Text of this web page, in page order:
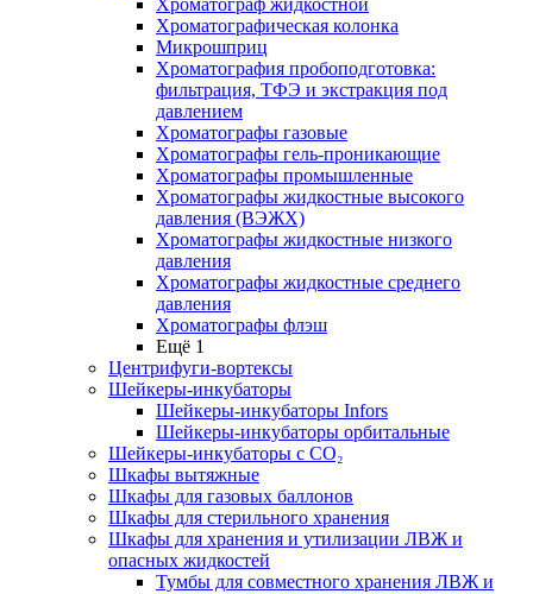
Хроматограф жидкостной
Хроматографическая колонка
Микрошприц
Хроматография пробоподготовка:
фильтрация, ТФЭ и экстракция под
давлением
Хроматографы газовые
Хроматографы гель-проникающие
Хроматографы промышленные
Хроматографы жидкостные высокого
давления (ВЭЖХ)
Хроматографы жидкостные низкого
давления
Хроматографы жидкостные среднего
давления
Хроматографы флэш
Ещё 1
Центрифуги-вортексы
Шейкеры-инкубаторы
Шейкеры-инкубаторы Infors
Шейкеры-инкубаторы орбитальные
Шейкеры-инкубаторы с CО₂
Шкафы вытяжные
Шкафы для газовых баллонов
Шкафы для стерильного хранения
Шкафы для хранения и утилизации ЛВЖ и
опасных жидкостей
Тумбы для совместного хранения ЛВЖ и